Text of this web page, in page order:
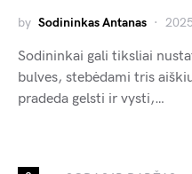
by Sodininkas Antanas
Sodininkai gali tiksliai
bulves, stebėdami tris
pradeda gelsti ir vysti,…